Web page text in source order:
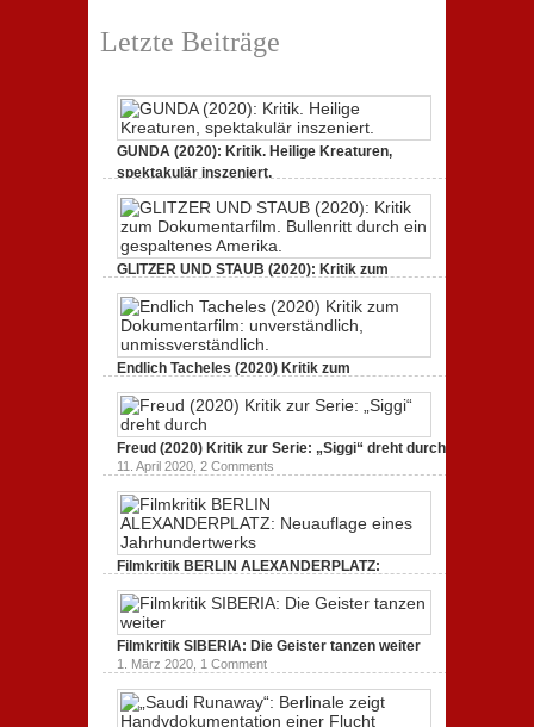
Letzte Beiträge
GUNDA (2020): Kritik. Heilige Kreaturen,
spektakulär inszeniert.
GLITZER UND STAUB (2020): Kritik zum
Dokumentarfilm. Bullenritt durch ein
gespaltenes Amerika.
3. Oktober 2020,2 Comments
Endlich Tacheles (2020) Kritik zum
Dokumentarfilm: unverständlich,
unmissverständlich.
19. Mai 2020,0 Comments
Freud (2020) Kritik zur Serie: „Siggi“ dreht durch
11. April 2020, 2 Comments
Filmkritik BERLIN ALEXANDERPLATZ:
Neuauflage eines Jahrhundertwerks
1. März 2020,2 Comments
Filmkritik SIBERIA: Die Geister tanzen weiter
1. März 2020, 1 Comment